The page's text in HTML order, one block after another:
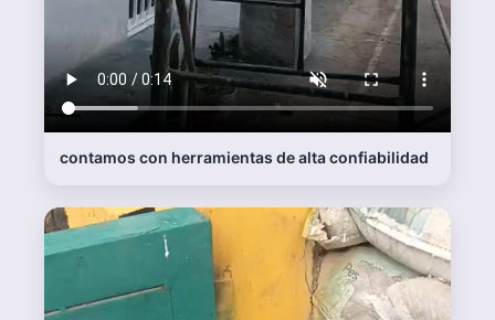
soldadura en estructuras 100% garantizada